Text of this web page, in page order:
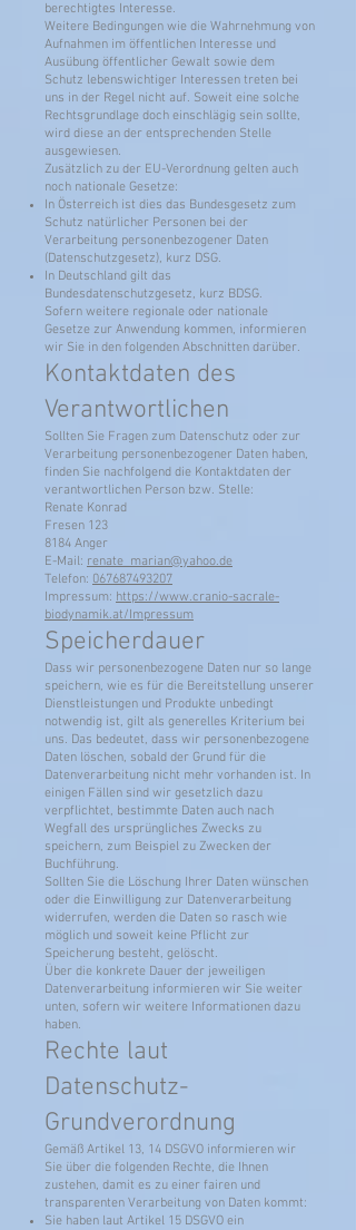
berechtigtes Interesse.
Weitere Bedingungen wie die Wahrnehmung von
Aufnahmen im öffentlichen Interesse und
Ausübung öffentlicher Gewalt sowie dem
Schutz lebenswichtiger Interessen treten bei
uns in der Regel nicht auf. Soweit eine solche
Rechtsgrundlage doch einschlägig sein sollte,
wird diese an der entsprechenden Stelle
ausgewiesen.
Zusätzlich zu der EU-Verordnung gelten auch
noch nationale Gesetze:
In Österreich ist dies das Bundesgesetz zum
Schutz natürlicher Personen bei der
Verarbeitung personenbezogener Daten
(Datenschutzgesetz), kurz DSG.
In Deutschland gilt das
Bundesdatenschutzgesetz, kurz BDSG.
Sofern weitere regionale oder nationale
Gesetze zur Anwendung kommen, informieren
wir Sie in den folgenden Abschnitten darüber.
Kontaktdaten des
Verantwortlichen
Sollten Sie Fragen zum Datenschutz oder zur
Verarbeitung personenbezogener Daten haben,
finden Sie nachfolgend die Kontaktdaten der
verantwortlichen Person bzw. Stelle:
Renate Konrad
Fresen 123
8184 Anger
E-Mail: renate_marian@yahoo.de
Telefon: 067687493207
Impressum: https://www.cranio-sacrale-
biodynamik.at/Impressum
Speicherdauer
Dass wir personenbezogene Daten nur so lange
speichern, wie es für die Bereitstellung unserer
Dienstleistungen und Produkte unbedingt
notwendig ist, gilt als generelles Kriterium bei
uns. Das bedeutet, dass wir personenbezogene
Daten löschen, sobald der Grund für die
Datenverarbeitung nicht mehr vorhanden ist. In
einigen Fällen sind wir gesetzlich dazu
verpflichtet, bestimmte Daten auch nach
Wegfall des ursprüngliches Zwecks zu
speichern, zum Beispiel zu Zwecken der
Buchführung.
Sollten Sie die Löschung Ihrer Daten wünschen
oder die Einwilligung zur Datenverarbeitung
widerrufen, werden die Daten so rasch wie
möglich und soweit keine Pflicht zur
Speicherung besteht, gelöscht.
Über die konkrete Dauer der jeweiligen
Datenverarbeitung informieren wir Sie weiter
unten, sofern wir weitere Informationen dazu
haben.
Rechte laut
Datenschutz-
Grundverordnung
Gemäß Artikel 13, 14 DSGVO informieren wir
Sie über die folgenden Rechte, die Ihnen
zustehen, damit es zu einer fairen und
transparenten Verarbeitung von Daten kommt:
Sie haben laut Artikel 15 DSGVO ein